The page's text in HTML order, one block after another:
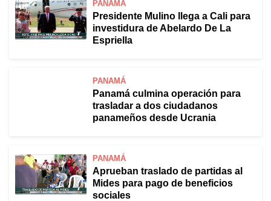
PANAMÁ
Presidente Mulino llega a Cali para
investidura de Abelardo De La
Espriella
PANAMÁ
Panamá culmina operación para
trasladar a dos ciudadanos
panameños desde Ucrania
PANAMÁ
Aprueban traslado de partidas al
Mides para pago de beneficios
sociales